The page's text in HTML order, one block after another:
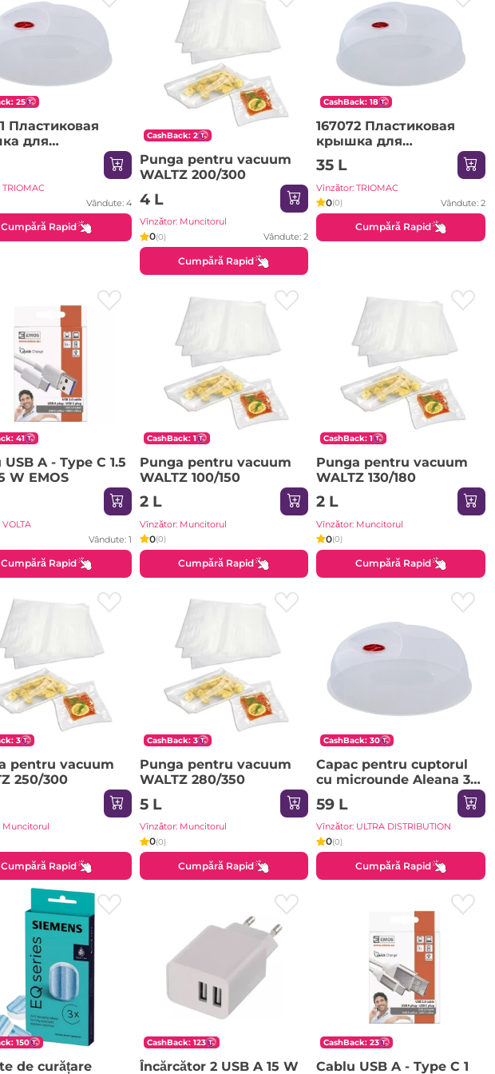
25
Пластиковая
для
печи
д.30см
Vândute: 4
Cumpără Rapid
CashBack: 2
Punga pentru vacuum
WALTZ 200/300
4 L
Vînzător: Muncitorul
0(0) Vândute: 2
Cumpără Rapid
CashBack: 18
167072 Пластиковая
крышка для
микроволновой печи
Aleana d.25cm
35 L
Vînzător: TRIOMAC
0(0) Vândute: 2
Cumpără Rapid
41
A - Type C 1.5
W EMOS
Vândute: 1
Cumpără Rapid
CashBack: 1
Punga pentru vacuum
WALTZ 100/150
2 L
Vînzător: Muncitorul
0(0)
Cumpără Rapid
CashBack: 1
Punga pentru vacuum
WALTZ 130/180
2 L
Vînzător: Muncitorul
0(0)
Cumpără Rapid
3
pentru vacuum
250/300
Muncitorul
Cumpără Rapid
CashBack: 3
Punga pentru vacuum
WALTZ 280/350
5 L
Vînzător: Muncitorul
0(0)
Cumpără Rapid
CashBack: 30
Capac pentru cuptorul
cu microunde Aleana 30
59 L
Vînzător: ULTRA DISTRIBUTION
0(0)
Cumpără Rapid
150
de curățare
CashBack: 123
Încărcător 2 USB A 15 W
CashBack: 23
Cablu USB A - Type C 1